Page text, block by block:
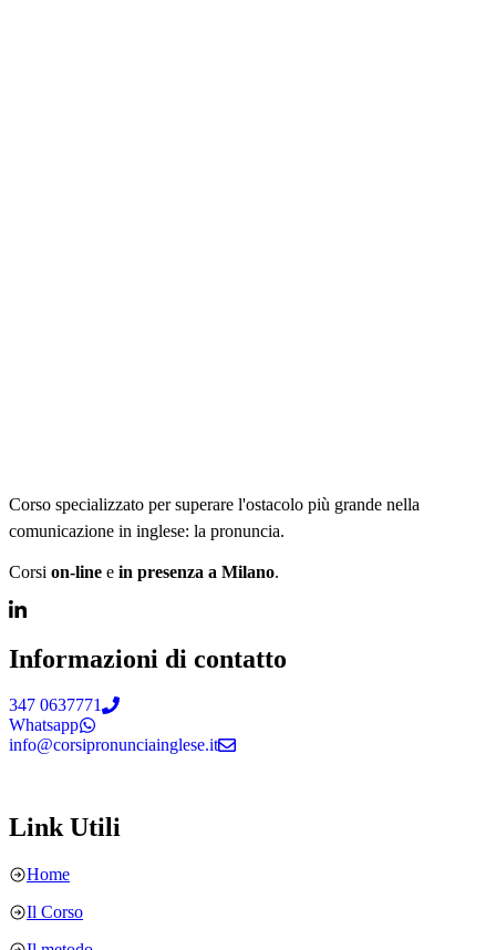
Corso specializzato per superare l'ostacolo più grande nella
comunicazione in inglese: la pronuncia.
Corsi on-line e in presenza a Milano.
Informazioni di contatto
347 0637771
Whatsapp
info@corsipronunciainglese.it
Link Utili
Home
Il Corso